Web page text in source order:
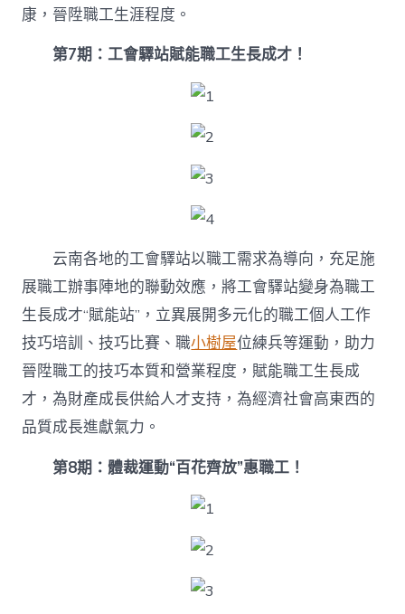
康，晉陞職工生涯程度。
第7期：工會驛站賦能職工生長成才！
云南各地的工會驛站以職工需求為導向，充足施
展職工辦事陣地的聯動效應，將工會驛站變身為職工
生長成才“賦能站”，立異展開多元化的職工個人工作
技巧培訓、技巧比賽、職小樹屋位練兵等運動，助力
晉陞職工的技巧本質和營業程度，賦能職工生長成
才，為財產成長供給人才支持，為經濟社會高東西的
品質成長進獻氣力。
第8期：體裁運動“百花齊放”惠職工！